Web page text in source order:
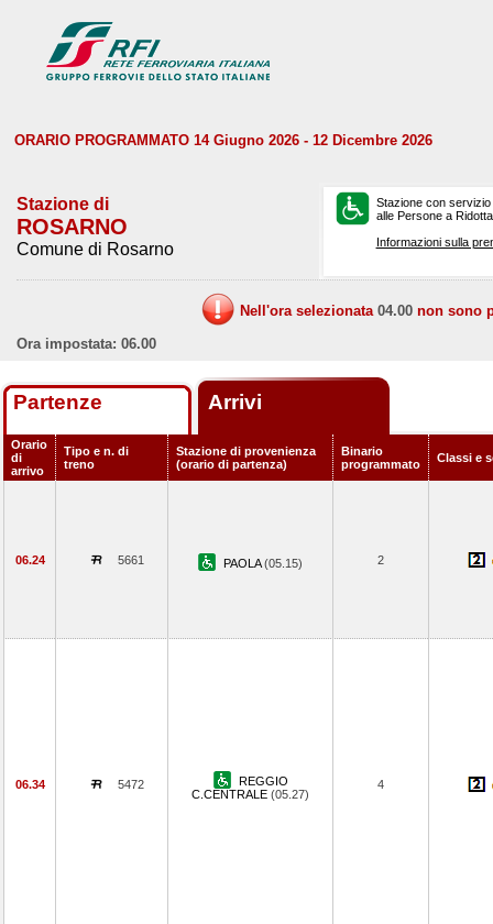
ORARIO PROGRAMMATO 14 Giugno 2026 - 12 Dicembre 2026
Stazione di
ROSARNO
Comune di Rosarno
Stazione con
alle Persone a
Informazioni sulla
Nell'ora selezionata 04.00 non sono
Ora impostata: 06.00
Partenze Arrivi
Orario
di
arrivo
Tipo e n. di
treno
Stazione di provenienza
(orario di partenza)
Binario
programmato
Classi e
06.24 5661 PAOLA(05.15) 2
06.34 5472
REGGIO
C.CENTRALE (05.27)
4